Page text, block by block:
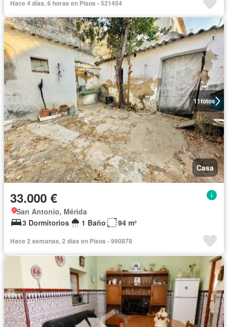
Hace 4 días, 6 horas en Pisos - 521454
11fotos
Casa
33.000 €
San Antonio, Mérida
3 Dormitorios
1 Baño 94 m²
Hace 2 semanas, 2 días en Pisos - 990878